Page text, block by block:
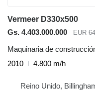
Vermeer D330x500
Gs. 4.403.000.000
EUR
Maquinaria de
2010
4.800 m/h
Reino Unido,